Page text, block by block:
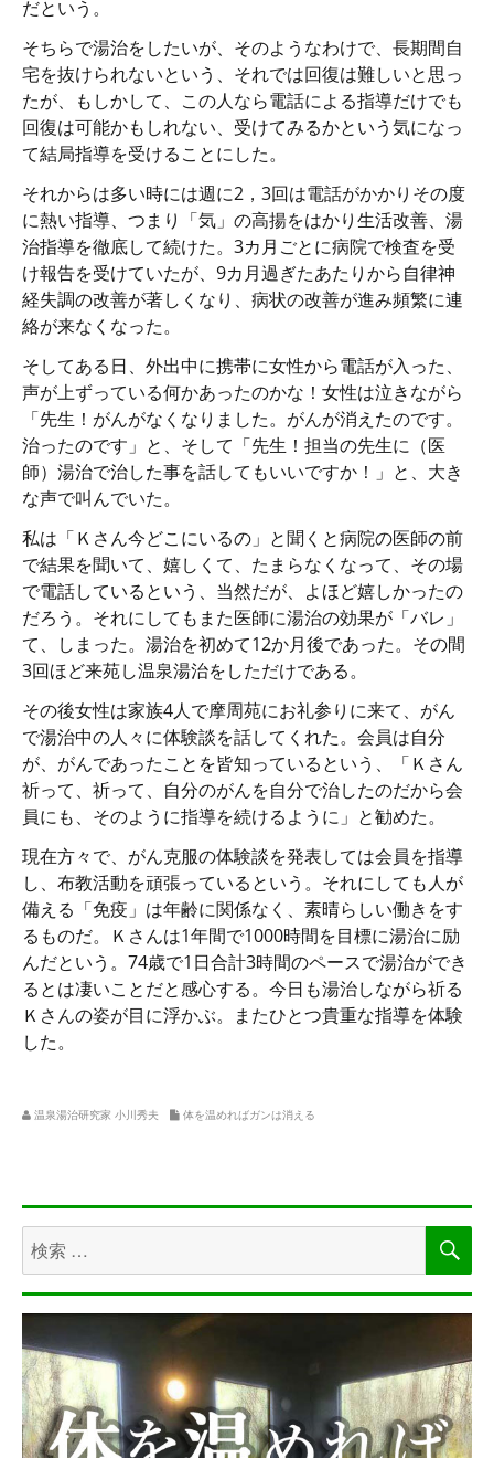
だという。
そちらで湯治をしたいが、そのようなわけで、長期間自
宅を抜けられないという、それでは回復は難しいと思っ
たが、もしかして、この人なら電話による指導だけでも
回復は可能かもしれない、受けてみるかという気になっ
て結局指導を受けることにした。
それからは多い時には週に2，3回は電話がかかりその度
に熱い指導、つまり「気」の高揚をはかり生活改善、湯
治指導を徹底して続けた。3カ月ごとに病院で検査を受
け報告を受けていたが、9カ月過ぎたあたりから自律神
経失調の改善が著しくなり、病状の改善が進み頻繁に連
絡が来なくなった。
そしてある日、外出中に携帯に女性から電話が入った、
声が上ずっている何かあったのかな！女性は泣きながら
「先生！がんがなくなりました。がんが消えたのです。
治ったのです」と、そして「先生！担当の先生に（医
師）湯治で治した事を話してもいいですか！」と、大き
な声で叫んでいた。
私は「Ｋさん今どこにいるの」と聞くと病院の医師の前
で結果を聞いて、嬉しくて、たまらなくなって、その場
で電話しているという、当然だが、よほど嬉しかったの
だろう。それにしてもまた医師に湯治の効果が「バレ」
て、しまった。湯治を初めて12か月後であった。その間
3回ほど来苑し温泉湯治をしただけである。
その後女性は家族4人で摩周苑にお礼参りに来て、がん
で湯治中の人々に体験談を話してくれた。会員は自分
が、がんであったことを皆知っているという、「Ｋさん
祈って、祈って、自分のがんを自分で治したのだから会
員にも、そのように指導を続けるように」と勧めた。
現在方々で、がん克服の体験談を発表しては会員を指導
し、布教活動を頑張っているという。それにしても人が
備える「免疫」は年齢に関係なく、素晴らしい働きをす
るものだ。Ｋさんは1年間で1000時間を目標に湯治に励
んだという。74歳で1日合計3時間のペースで湯治ができ
るとは凄いことだと感心する。今日も湯治しながら祈る
Ｋさんの姿が目に浮かぶ。またひとつ貴重な指導を体験
した。
温泉湯治研究家 小川秀夫 体を温めればガンは消える
検
索
対
象:
検